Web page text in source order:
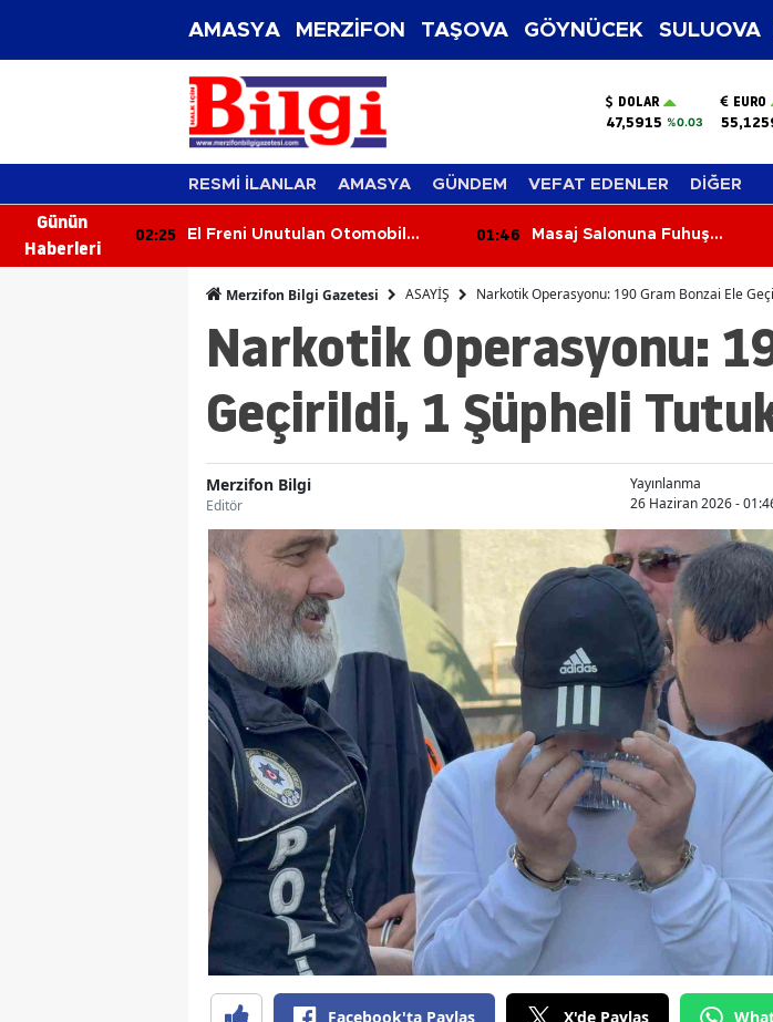
AMASYA MERZİFON TAŞOVA GÖYNÜCEK SULUOVA
DOLAR
47,5915 %0.03
EURO
RESMİ İLANLAR AMASYA GÜNDEM VEFAT EDENLER DİĞER
Günün
Haberleri
02:25
El Freni Unutulan Otomobil
01:46
Masaj Salonuna Fuhuş
Merzifon Bilgi Gazetesi ASAYİŞ Narkotik Operasyonu: 190 Gram Bonzai Ele
Narkotik Operasyonu:
Geçirildi, 1 Şüpheli
Merzifon Bilgi
Editör
Yayınlanma
26 Haziran 2026 -
Facebook'ta Paylaş X'de Paylaş